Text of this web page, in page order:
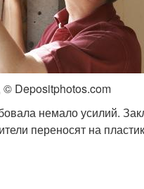
© Depositphotos.com
немало усилий.
переносят на